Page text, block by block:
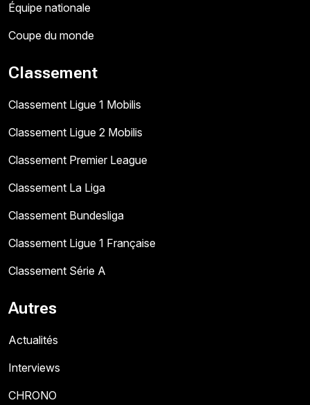
Équipe nationale
Coupe du monde
Classement
Classement Ligue 1 Mobilis
Classement Ligue 2 Mobilis
Classement Premier League
Classement La Liga
Classement Bundesliga
Classement Ligue 1 Française
Classement Série A
Autres
Actualités
Interviews
CHRONO